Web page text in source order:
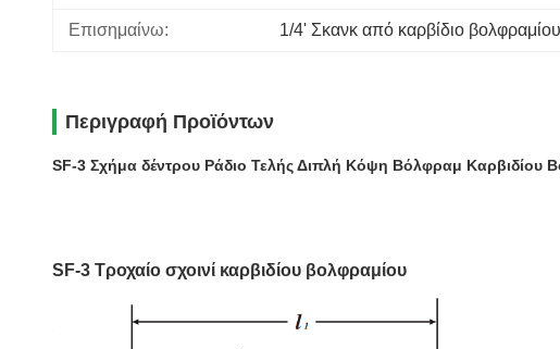
Επισημαίνω: 1/4' Σκανκ από καρβίδιο βολφραμίου
Περιγραφή Προϊόντων
SF-3 Σχήμα δέντρου Ράδιο Τελής Διπλή Κόψη Βόλφραμ Καρβιδίου
SF-3 Τροχαίο σχοινί καρβιδίου βολφραμίου